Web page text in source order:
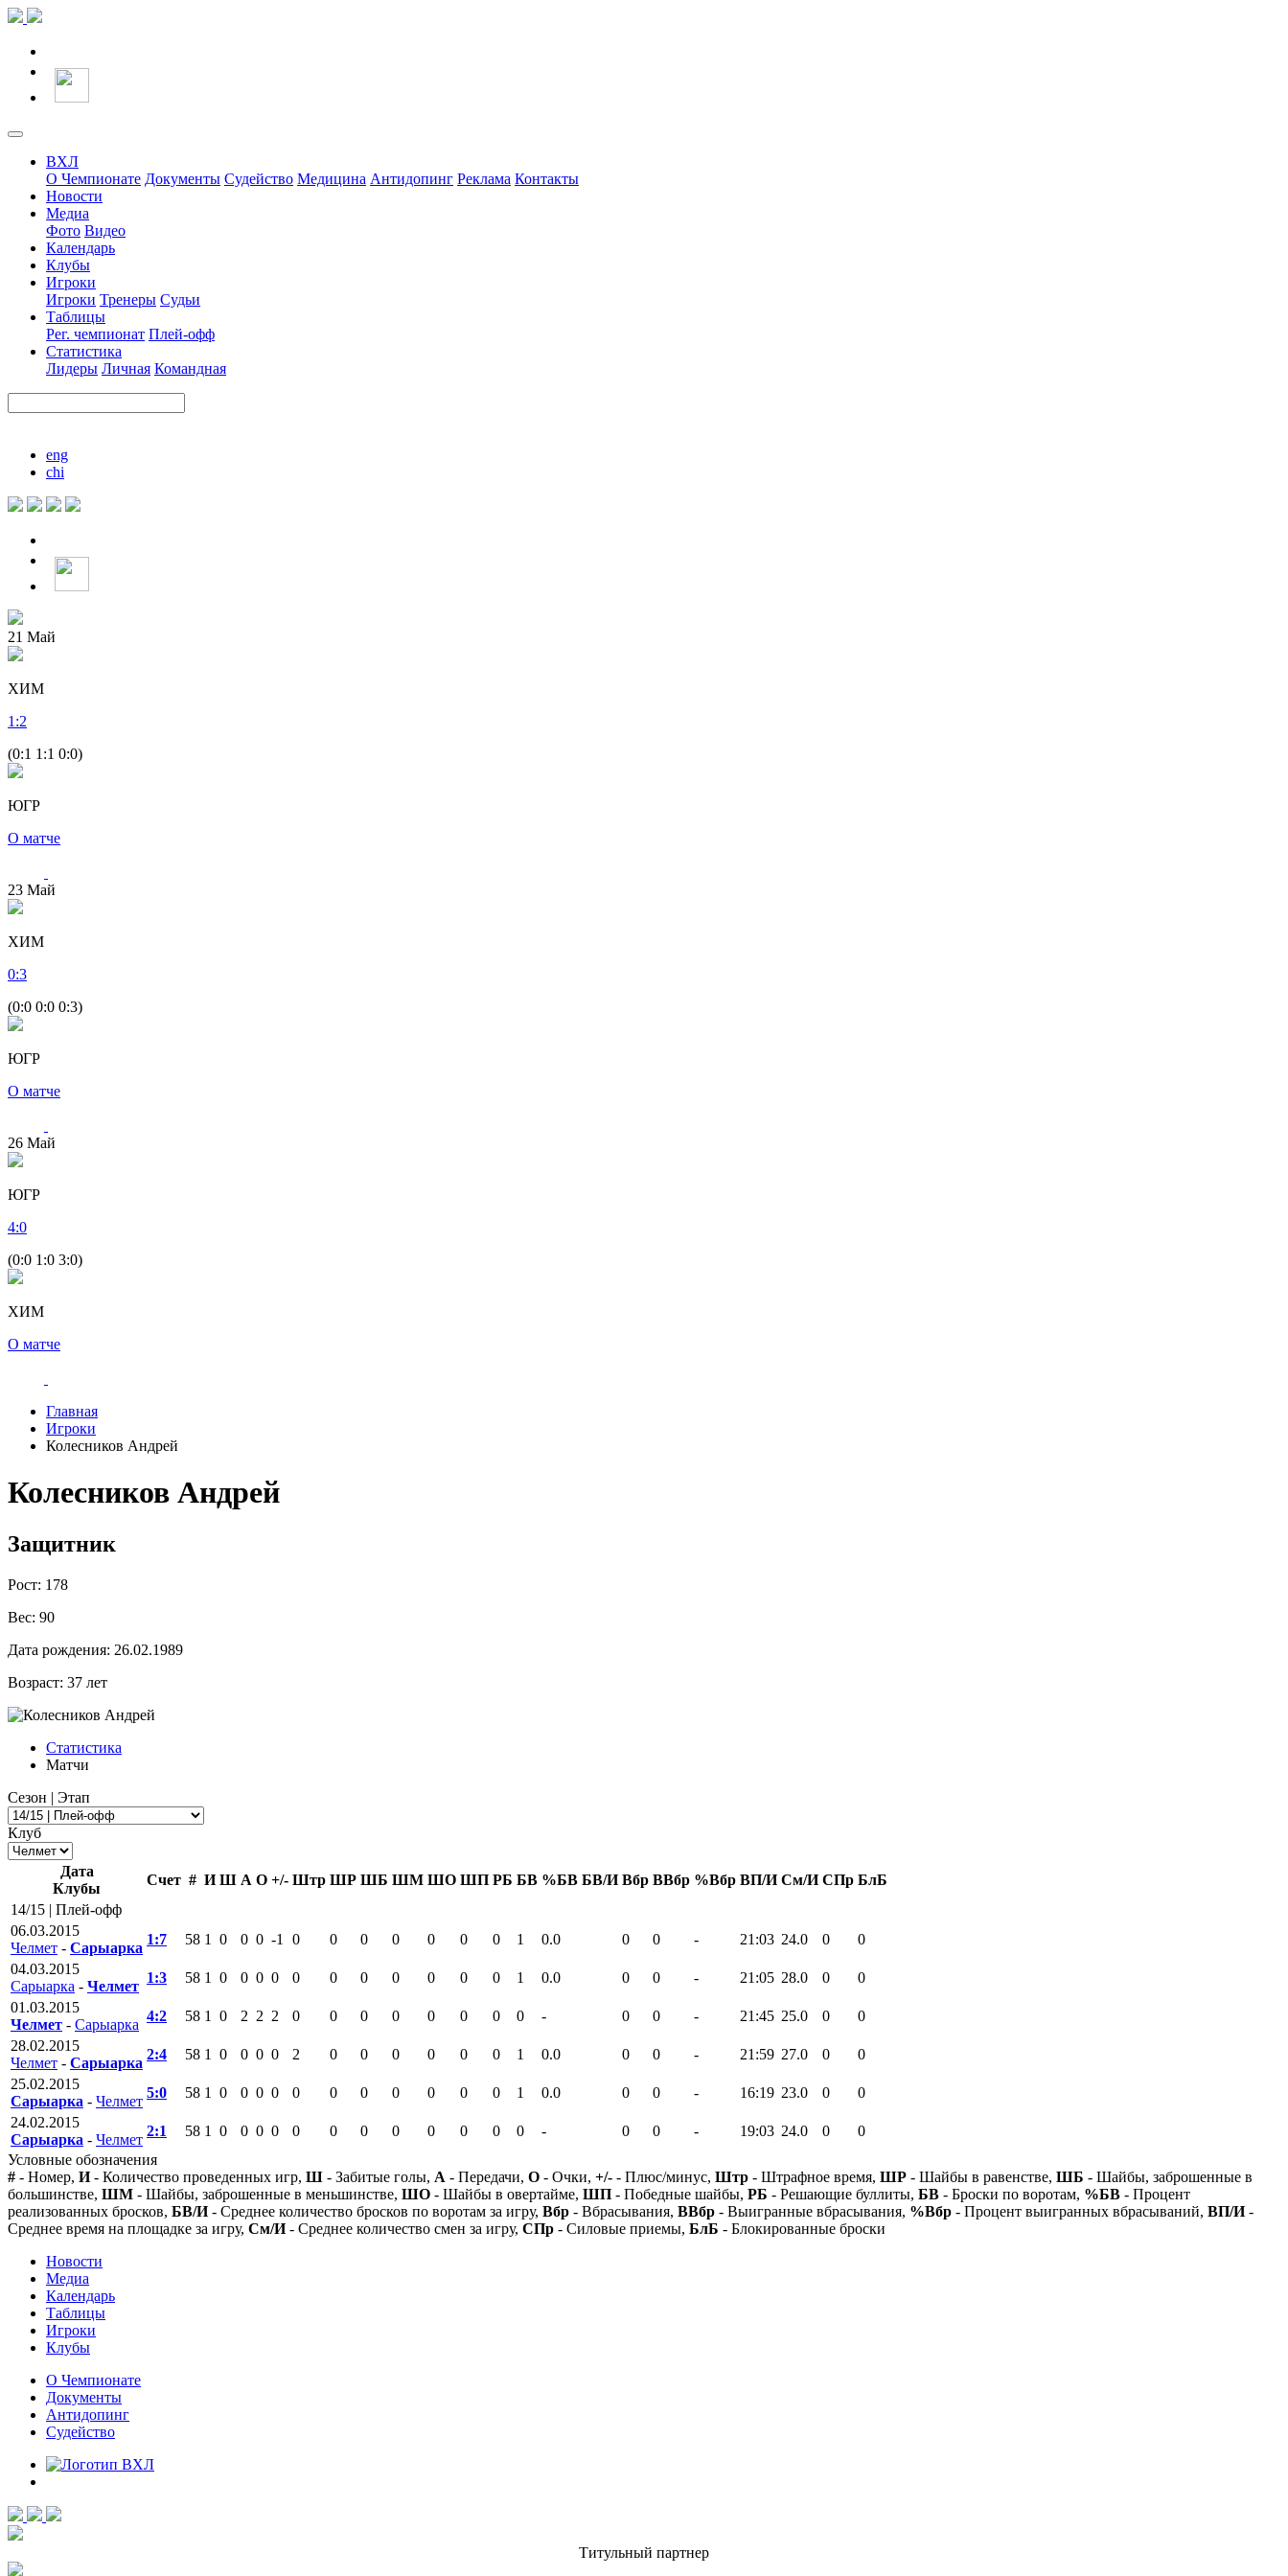
ВХЛ
О Чемпионате Документы Судейство Медицина Антидопинг Реклама Контакты
Новости
Медиа
Фото Видео
Календарь
Клубы
Игроки
Игроки Тренеры Судьи
Таблицы
Рег. чемпионат Плей-офф
Статистика
Лидеры Личная Командная
eng
chi
21 Май
ХИМ
1 :2
(0:1 1:1 0:0)
ЮГР
О матче
23 Май
ХИМ
0:3
(0:0 0:0 0:3)
ЮГР
О матче
26 Май
ЮГР
4:0
(0:0 1:0 3:0)
ХИМ
О матче
Главная
Игроки
Колесников Андрей
Колесников Андрей
Защитник
Рост: 178
Вес: 90
Дата рождения: 26.02.1989
Возраст: 37 лет
Статистика
Матчи
Сезон | Этап
Клуб
Дата
Клубы
Счет # И Ш А О +/- Штр ШР ШБ ШМ ШО ШП РБ БВ %БВ БВ/И Вбр ВВбр %Вбр ВП/И См/И СПр БлБ
14/15 | Плей-офф
06.03.2015
Челмет - Сарыарка
1:7 58 1 0 0 0 -1 0 0 0 0 0 0 0 1 0.0 0 0 - 21:03 24.0 0
0
04.03.2015
Сарыарка - Челмет
1:3 58 1 0 0 0 0 0 0 0 0 0 0 0 1 0.0 0 0 - 21:05 28.0 0
0
01.03.2015
Челмет - Сарыарка
4:2 58 1 0 2 2 2 0 0 0 0 0 0 0 0 - 0 0 - 21:45 25.0 0
0
28.02.2015
Челмет - Сарыарка
2:4 58 1 0 0 0 0 2 0 0 0 0 0 0 1 0.0 0 0 - 21:59 27.0 0
0
25.02.2015
Сарыарка - Челмет
5:0 58 1 0 0 0 0 0 0 0 0 0 0 0 1 0.0 0 0 - 16:19 23.0 0
0
24.02.2015
Сарыарка - Челмет
2:1 58 1 0 0 0 0 0 0 0 0 0 0 0 0 - 0 0 - 19:03 24.0 0
0
Условные обозначения
# - Номер, И- Количество проведенных игр, Ш - Забитые голы, А - Передачи, О - Очки, +/- - Плюс/минус, Штр - Штрафное время, ШР - Шайбы в равенстве, ШБ - Шайбы, заброшенные в
большинстве, ШМ - Шайбы, заброшенные в меньшинстве, ШО - Шайбы в овертайме, ШП - Победные шайбы, РБ - Решающие буллиты, БВ - Броски по воротам, %БВ - Процент
реализованных бросков, БВ/И- Среднее количество бросков по воротам за игру, Вбр - Вбрасывания, ВВбр - Выигранные вбрасывания, %Вбр - Процент выигранных вбрасываний, ВП/И-
Среднее время на площадке за игру, См/И- Среднее количество смен за игру, СПр - Силовые приемы, БлБ - Блокированные броски
Новости
Медиа
Календарь
Таблицы
Игроки
Клубы
О Чемпионате
Документы
Антидопинг
Судейство
Титульный партнер